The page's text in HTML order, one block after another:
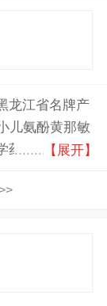
龙江省名牌产
儿氨酚黄那敏
药品为主、保
【展开】